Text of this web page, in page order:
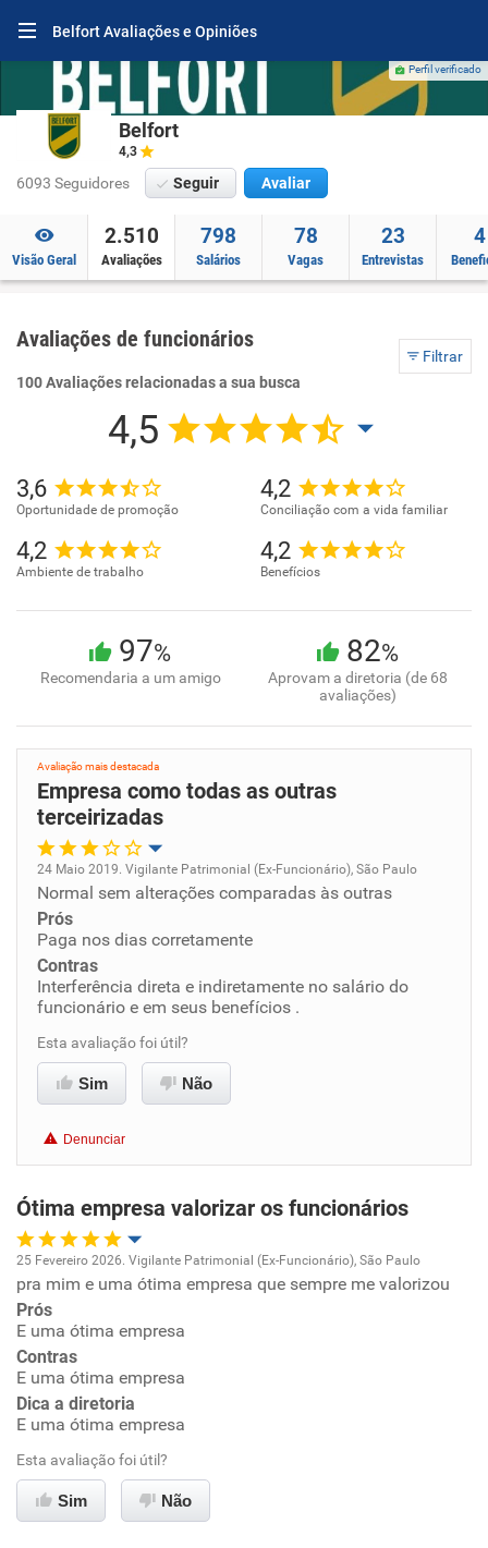
Belfort Avaliações e Opiniões
Perfil verificado
Belfort
4,3
6093 Seguidores Seguir Avaliar
Visão Geral
2.510
Avaliações
798
Salários
78
Vagas
23
Entrevistas
4
Avaliações de funcionários
Filtrar
100 Avaliações relacionadas a sua busca
4,5
3,6
Oportunidade de promoção
4,2
Conciliação com a vida familiar
4,2
Ambiente de trabalho
4,2
Benefícios
97%
Recomendaria a um amigo
82%
Aprovam a diretoria (de 68
avaliações)
Avaliação mais destacada
Empresa como todas as outras
terceirizadas
Oportunidade de promoção
Ambiente de trabalho
Conciliação com a vida familiar
Benefícios
Não recomenda a diretoria
24 Maio 2019. Vigilante Patrimonial (Ex-Funcionário), São Paulo
Normal sem alterações comparadas às outras
Prós
Paga nos dias corretamente
Contras
Interferência direta e indiretamente no salário do
funcionário e em seus benefícios .
Esta avaliação foi útil?
Sim Não
Denunciar
Ótima empresa valorizar os funcionários
Oportunidade de promoção
Ambiente de trabalho
Conciliação com a vida familiar
Recomenda esta empresa
25 Fevereiro 2026. Vigilante Patrimonial (Ex-Funcionário), São Paulo
pra mim e uma ótima empresa que sempre me valorizou
Prós
E uma ótima empresa
Contras
E uma ótima empresa
Dica a diretoria
E uma ótima empresa
Esta avaliação foi útil?
Sim Não